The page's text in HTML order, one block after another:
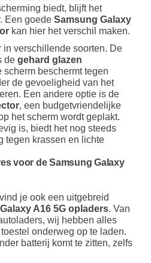
biedt, blijft het
Een goede Samsung Galaxy
kan hier het verschil maken.
in verschillende soorten. De
de gehard glazen
scherm beschermt tegen
de gevoeligheid van het
Een andere optie is de
, een budgetvriendelijke
het scherm wordt geplakt.
is, biedt het nog steeds
tegen krassen en lichte
voor de Samsung Galaxy
vind je ook een uitgebreid
A16 5G opladers. Van
wij hebben alles
onderweg op te laden.
batterij komt te zitten, zelfs